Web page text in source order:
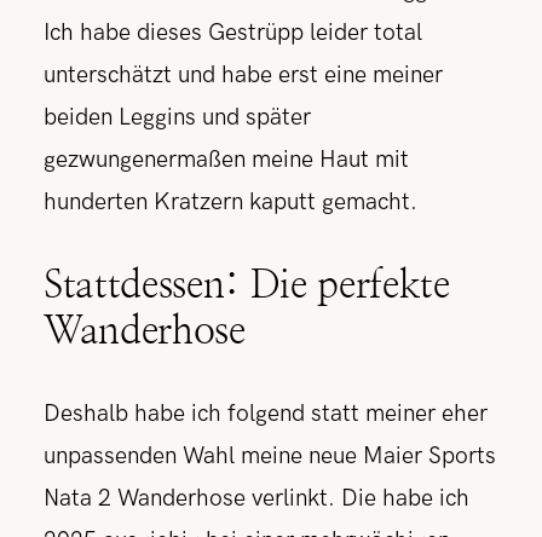
Ich habe dieses Gestrüpp leider total
unterschätzt und habe erst eine meiner
beiden Leggins und später
gezwungenermaßen meine Haut mit
hunderten Kratzern kaputt gemacht.
Stattdessen: Die perfekte
Wanderhose
Deshalb habe ich folgend statt meiner eher
unpassenden Wahl meine neue Maier Sports
Nata 2 Wanderhose verlinkt. Die habe ich